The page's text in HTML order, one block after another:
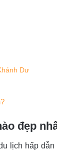
Dư
đẹp
lịch hấp